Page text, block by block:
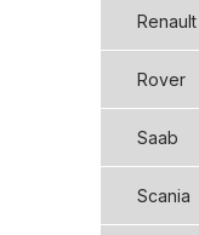
Renault
Rover
Saab
Scania